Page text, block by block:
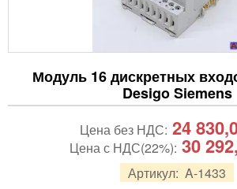
Модуль 16 дискретных
Desigo Siemens
Артикул: A-1433
Цена без НДС: 24
Цена с НДС(22%): 30